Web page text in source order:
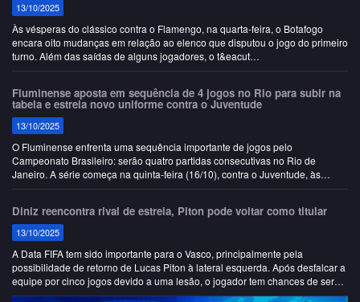
13/10/2025
Às vésperas do clássico contra o Flamengo, na quarta-feira, o Botafogo
encara oito mudanças em relação ao elenco que disputou o jogo do primeiro
turno. Além das saídas de alguns jogadores, o t&eacut…
Fluminense aposta em sequência de 4 jogos no Rio para subir na
tabela e estreia novo uniforme contra o Juventude
13/10/2025
O Fluminense enfrenta uma sequência importante de jogos pelo
Campeonato Brasileiro: serão quatro partidas consecutivas no Rio de
Janeiro. A série começa na quinta-feira (16/10), contra o Juventude, às
21:30, quando o clu…
Diniz reencontra rival de estreia, Piton pode voltar como titular
13/10/2025
A Data FIFA tem sido importante para o Vasco, principalmente pela
possibilidade de retorno de Lucas Piton à lateral esquerda. Após desfalcar a
equipe por cinco jogos devido a uma lesão, o jogador tem chances de ser
titular na partida…